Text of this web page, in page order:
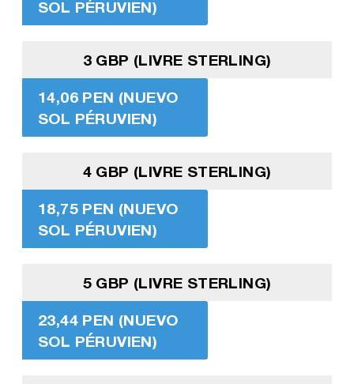
SOL PÉRUVIEN)
3 GBP (LIVRE STERLING)
14,06 PEN (NUEVO
SOL PÉRUVIEN)
4 GBP (LIVRE STERLING)
18,75 PEN (NUEVO
SOL PÉRUVIEN)
5 GBP (LIVRE STERLING)
23,44 PEN (NUEVO
SOL PÉRUVIEN)